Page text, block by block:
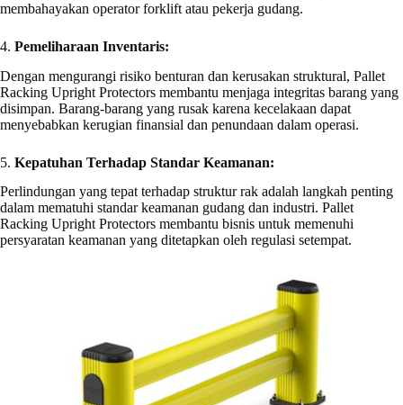
membahayakan operator forklift atau pekerja gudang.
4. Pemeliharaan Inventaris:
Dengan mengurangi risiko benturan dan kerusakan struktural, Pallet
Racking Upright Protectors membantu menjaga integritas barang yang
disimpan. Barang-barang yang rusak karena kecelakaan dapat
menyebabkan kerugian finansial dan penundaan dalam operasi.
5. Kepatuhan Terhadap Standar Keamanan:
Perlindungan yang tepat terhadap struktur rak adalah langkah penting
dalam mematuhi standar keamanan gudang dan industri. Pallet
Racking Upright Protectors membantu bisnis untuk memenuhi
persyaratan keamanan yang ditetapkan oleh regulasi setempat.